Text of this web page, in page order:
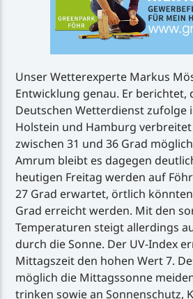
Unser Wetterexperte Markus
Entwicklung genau. Er berichtet,
Deutschen Wetterdienst zufolge
Holstein und Hamburg
zwischen 31 und 36 Grad
Amrum bleibt es dagegen
heutigen Freitag werden auf
27 Grad erwartet, örtlich
Grad erreicht werden. Mit den
Temperaturen steigt allerdings
durch die Sonne. Der UV-Index
Mittagszeit den hohen Wert 7.
möglich die Mittagssonne
trinken sowie an Sonnenschutz,